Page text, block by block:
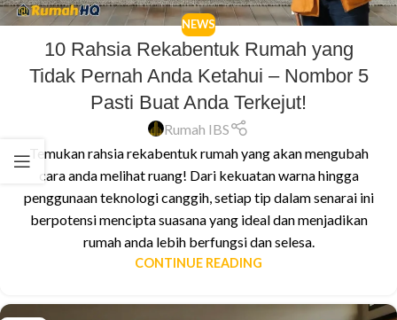
NEWS
10 Rahsia Rekabentuk Rumah yang
Tidak Pernah Anda Ketahui – Nombor 5
Pasti Buat Anda Terkejut!
Rumah IBS
Temukan rahsia rekabentuk rumah yang akan mengubah
cara anda melihat ruang! Dari kekuatan warna hingga
penggunaan teknologi canggih, setiap tip dalam senarai ini
berpotensi mencipta suasana yang ideal dan menjadikan
rumah anda lebih berfungsi dan selesa.
CONTINUE READING